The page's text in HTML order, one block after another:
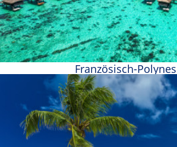
Französisch-